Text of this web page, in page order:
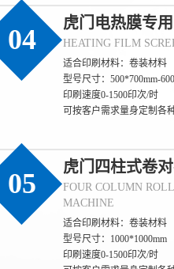
04
虎门电热膜专
HEATING FILM
适合印刷材料：卷装材料
型号尺寸：500*700mm-
印刷速度0-1500印次/时
可按客户需求量身定制各
05
虎门四柱式卷
FOUR COLUMN
MACHINE
适合印刷材料：卷装材料
型号尺寸：1000*1000mm
印刷速度0-1500印次/时
(虎门)丝印过程中如何保
(虎门) 保证标签防伪效果一致
伪识别效果完全统一。 一、源头锁定：防伪材料的性能一致性是基
础 1. **防伪油墨的批次化管控** - 同一批次标签必须使用**
应商、同一生产批次**的防伪
(虎门)丝印过程中如何保证
(虎门) 保证丝印防伪标签一
通过标准化材料、固定设备参
同批次乃至不同批次标签在外观